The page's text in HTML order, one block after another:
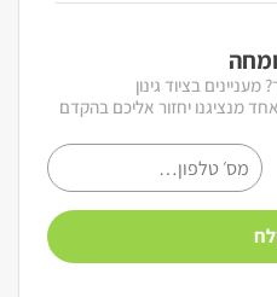
בציוד גינון
מנציגנו יחזור אליכם בהקדם